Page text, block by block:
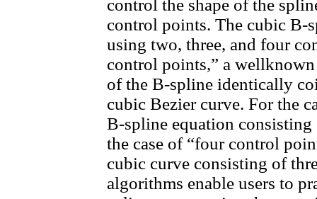
control the shape of the
control points. The cubic B-
using two, three, and four
control points,” a
of the B-spline identically
cubic Bezier curve. For the
B-spline equation
the case of “four control
cubic curve consisting of
algorithms enable users to